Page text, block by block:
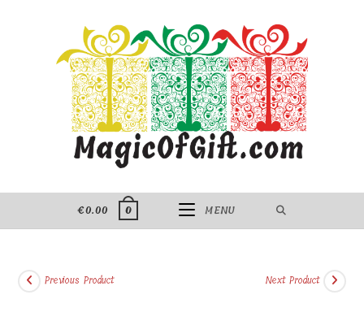
€0.00 0 MENU
Previous Product Next Product